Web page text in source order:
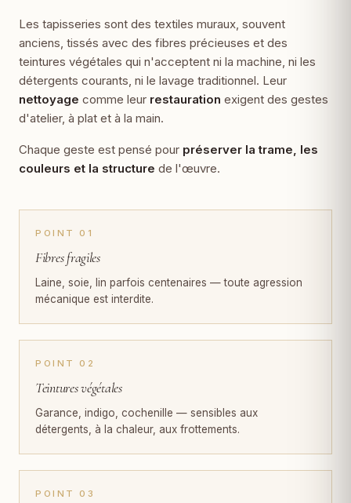
Les tapisseries sont des textiles muraux, souvent
anciens, tissés avec des fibres précieuses et des
teintures végétales qui n'acceptent ni la machine, ni les
détergents courants, ni le lavage traditionnel. Leur
nettoyage comme leur restauration exigent des gestes
d'atelier, à plat et à la main.
Chaque geste est pensé pour préserver la trame, les
couleurs et la structure de l'œuvre.
POINT 01
Fibres fragiles
Laine, soie, lin parfois centenaires — toute agression
mécanique est interdite.
POINT 02
Teintures végétales
Garance, indigo, cochenille — sensibles aux
détergents, à la chaleur, aux frottements.
POINT 03